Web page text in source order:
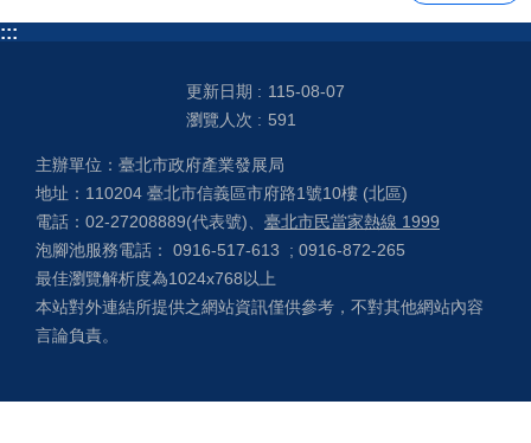
:::
更新日期
115-08-07
瀏覽人次
591
主辦單位：臺北市政府產業發展局
地址：110204 臺北市信義區市府路1號10樓 (北區)
電話：02-27208889(代表號)、 臺北市民當家熱線 1999
泡腳池服務電話： 0916-517-613 ; 0916-872-265
最佳瀏覽解析度為1024x768以上
本站對外連結所提供之網站資訊僅供參考，不對其他網站內容
言論負責。